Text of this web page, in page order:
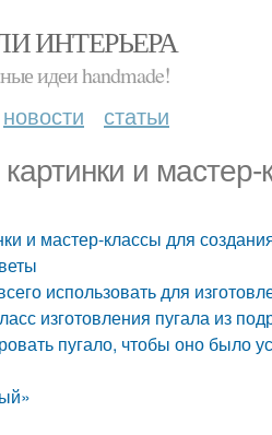
ИНТЕРЬЕРА
идеи handmade!
новости статьи
и
и мастер-классы для
использовать для
изготовления пугала из
пугало, чтобы оно было